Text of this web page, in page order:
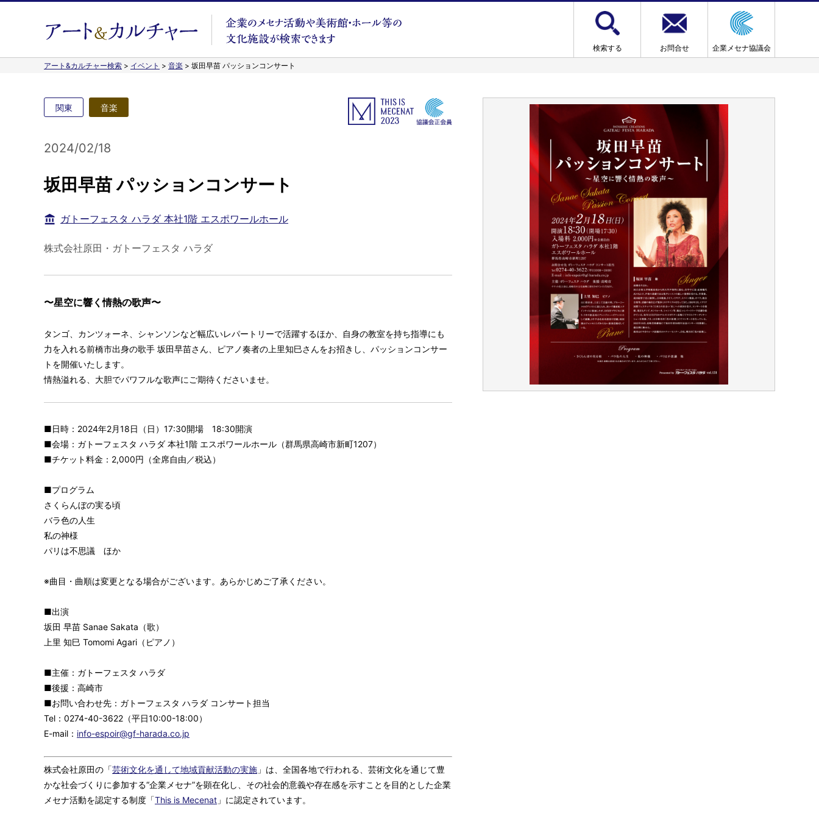
検索する お問合せ
企業メセナ協議会
アート&カルチャー検索 > イベント > 音楽 > 坂田早苗 パッションコンサート
関東 音楽
2024/02/18
坂田早苗 パッションコンサート
ガトーフェスタ ハラダ 本社1階 エスポワールホール
株式会社原田・ガトーフェスタ ハラダ
〜星空に響く情熱の歌声〜
タンゴ、カンツォーネ、シャンソンなど幅広いレパートリーで活躍するほか、自身の教室を持ち指導にも
力を入れる前橋市出身の歌手 坂田早苗さん、ピアノ奏者の上里知巳さんをお招きし、パッションコンサー
トを開催いたします。
情熱溢れる、大胆でパワフルな歌声にご期待くださいませ。
■日時：2024年2月18日（日）17:30開場 18:30開演
■会場：ガトーフェスタ ハラダ 本社1階 エスポワールホール（群馬県高崎市新町1207）
■チケット料金：2,000円（全席自由／税込）
■プログラム
さくらんぼの実る頃
バラ色の人生
私の神様
パリは不思議 ほか
※曲目・曲順は変更となる場合がございます。あらかじめご了承ください。
■出演
坂田 早苗 Sanae Sakata（歌）
上里 知巳 Tomomi Agari（ピアノ）
■主催：ガトーフェスタ ハラダ
■後援：高崎市
■お問い合わせ先：ガトーフェスタ ハラダ コンサート担当
Tel：0274-40-3622（平日10:00-18:00）
E-mail： info-espoir@gf-harada.co.jp
株式会社原田の「芸術文化を通して地域貢献活動の実施 」は、全国各地で行われる、芸術文化を通じて豊
かな社会づくりに参加する“企業メセナ”を顕在化し、その社会的意義や存在感を示すことを目的とした企業
メセナ活動を認定する制度「This is Mecenat 」に認定されています。